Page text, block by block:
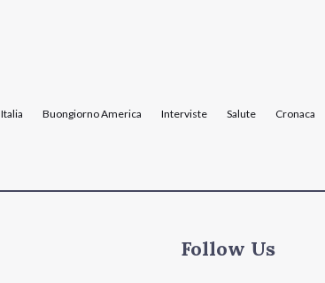
Italia Buongiorno America Interviste Salute Cronaca
Follow Us